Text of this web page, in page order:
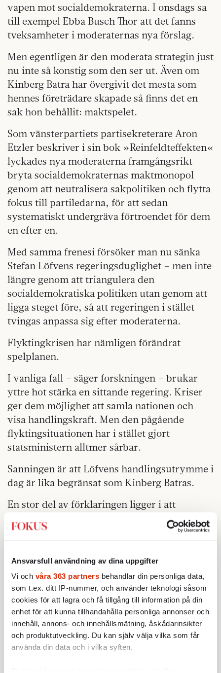
Ansvarsfull användning av dina uppgifter
Vi och våra 363 partners behandlar din personliga data,
som t.ex. ditt IP-nummer, och använder teknologi såsom
cookies för att lagra och få tillgång till information på din
enhet för att kunna tillhandahålla personliga annonser och
innehåll, annons- och innehållsmätning, åskådarinsikter
och produktutveckling. Du kan själv välja vilka som får
använda din data och i vilka syften.
vapen mot socialdemokraterna. I onsdags sa
till exempel Ebba Busch Thor att det fanns
tveksamheter i moderaternas nya förslag.
Men egentligen är den moderata strategin just
nu inte så konstig som den ser ut. Även om
Kinberg Batra har övergivit det mesta som
hennes företrädare skapade så finns det en
sak hon behållit: maktspelet.
Som vänsterpartiets partisekreterare Aron
Etzler beskriver i sin bok »Reinfeldteffekten«
lyckades nya moderaterna framgångsrikt
bryta socialdemokraternas maktmonopol
genom att neutralisera sakpolitiken och flytta
fokus till partiledarna, för att sedan
systematiskt undergräva förtroendet för dem
en efter en.
Med samma frenesi försöker man nu sänka
Stefan Löfvens regeringsduglighet – men inte
längre genom att triangulera den
socialdemokratiska politiken utan genom att
ligga steget före, så att regeringen i stället
tvingas anpassa sig efter moderaterna.
Flyktingkrisen har nämligen förändrat
spelplanen.
I vanliga fall – säger forskningen – brukar
yttre hot stärka en sittande regering. Kriser
ger dem möjlighet att samla nationen och
visa handlingskraft. Men den pågående
flyktingsituationen har i stället gjort
statsministern alltmer sårbar.
Sanningen är att Löfvens handlingsutrymme i
dag är lika begränsat som Kinberg Batras.
En stor del av förklaringen ligger i att
socialdemokraterna band upp sig med
miljöpartiet långt innan valutgången var klar.
flerpartiregeringar i minoritetsställning det
svagaste tänkbara alternativet, eftersom
regeringen varje gång måste förhandla
internt först, innan den sedan kan förhandla
utåt för att få igen någon politik.
I en laddad fråga som migrationen ställer det
till stora problem för den rödgröna